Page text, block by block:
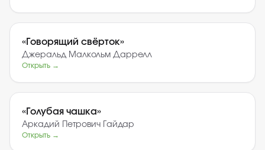
«Говорящий свёрток»
Джеральд Малкольм Даррелл
Открыть →
«Голубая чашка»
Аркадий Петрович Гайдар
Открыть →